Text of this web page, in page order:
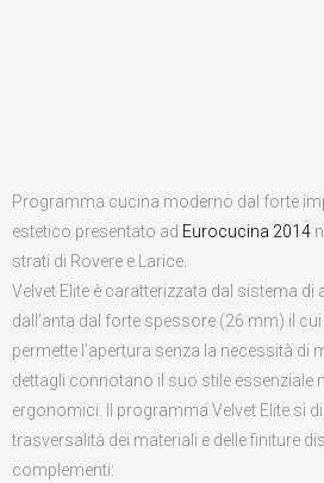
Programma cucina moderno dal forte
estetico presentato ad Eurocucina 2014
strati di Rovere e Larice.
Velvet Elite è caratterizzata dal sistema
dall’anta dal forte spessore (26 mm) il
permette l’apertura senza la necessità di
dettagli connotano il suo stile essenziale
ergonomici. Il programma Velvet Elite si
trasversalità dei materiali e delle finiture
complementi: